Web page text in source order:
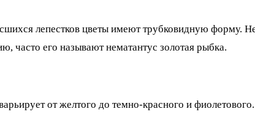
лепестков цветы имеют трубковидную форму.
часто его называют нематантус золотая рыбка.
от желтого до темно-красного и